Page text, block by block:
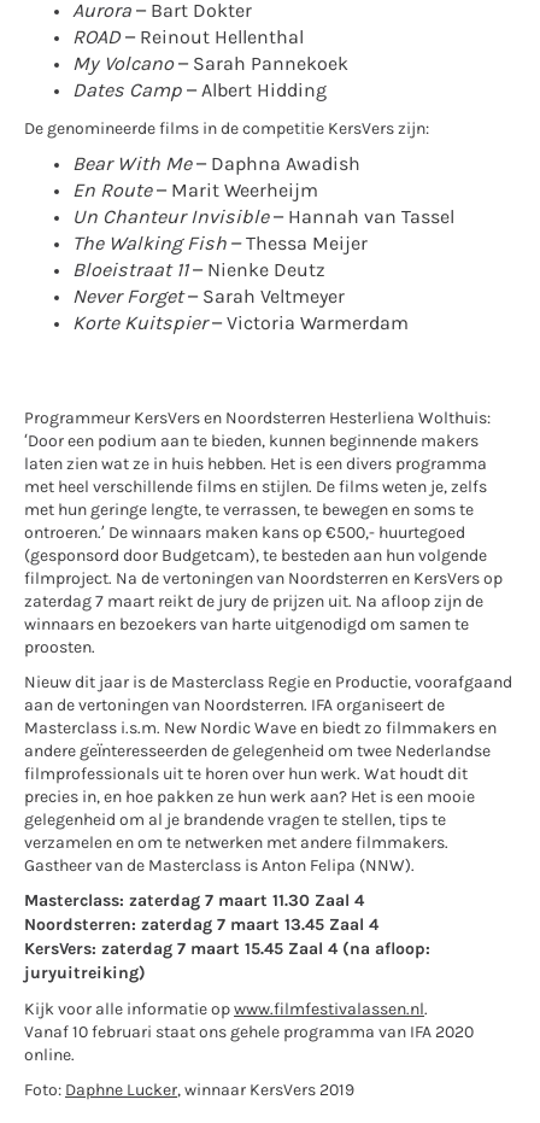
Aurora – Bart Dokter
ROAD– Reinout Hellenthal
My Volcano– Sarah Pannekoek
Dates Camp – Albert Hidding
De genomineerde films in de competitie KersVers zijn:
Bear With Me– Daphna Awadish
En Route– Marit Weerheijm
Un Chanteur Invisible– Hannah van Tassel
The Walking Fish –Thessa Meijer
Bloeistraat 11– Nienke Deutz
Never Forget– Sarah Veltmeyer
Korte Kuitspier– Victoria Warmerdam
Programmeur KersVers en Noordsterren Hesterliena Wolthuis:
‘Door een podium aan te bieden, kunnen beginnende makers
laten zien wat ze in huis hebben. Het is een divers programma
met heel verschillende films en stijlen. De films weten je, zelfs
met hun geringe lengte, te verrassen, te bewegen en soms te
ontroeren.’ De winnaars maken kans op €500,- huurtegoed
(gesponsord door Budgetcam), te besteden aan hun volgende
filmproject. Na de vertoningen van Noordsterren en KersVers op
zaterdag 7 maart reikt de jury de prijzen uit. Na afloop zijn de
winnaars en bezoekers van harte uitgenodigd om samen te
proosten.
Nieuw dit jaar is de Masterclass Regie en Productie, voorafgaand
aan de vertoningen van Noordsterren. IFA organiseert de
Masterclass i.s.m. New Nordic Wave en biedt zo filmmakers en
andere geïnteresseerden de gelegenheid om twee Nederlandse
filmprofessionals uit te horen over hun werk. Wat houdt dit
precies in, en hoe pakken ze hun werk aan? Het is een mooie
gelegenheid om al je brandende vragen te stellen, tips te
verzamelen en om te netwerken met andere filmmakers.
Gastheer van de Masterclass is Anton Felipa (NNW).
Masterclass: zaterdag 7 maart 11.30 Zaal 4
Noordsterren: zaterdag 7 maart 13.45 Zaal 4
KersVers: zaterdag 7 maart 15.45 Zaal 4 (na afloop:
juryuitreiking)
Kijk voor alle informatie op www.filmfestivalassen.nl.
Vanaf 10 februari staat ons gehele programma van IFA 2020
online.
Foto: Daphne Lucker, winnaar KersVers 2019